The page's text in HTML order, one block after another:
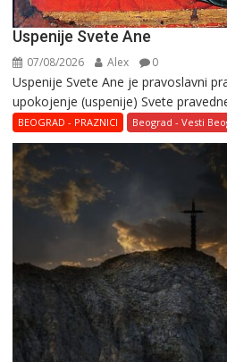
Uspenije Svete Ane
07/08/2026 Alex 0
Uspenije Svete Ane je pravoslavni
upokojenje (uspenije) Svete
BEOGRAD - PRAZNICI Beograd - Vesti